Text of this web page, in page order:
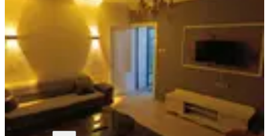
Ankara, Keçiören
·150 m² 7. Kat·
699 ₺
Fatih e
Ara